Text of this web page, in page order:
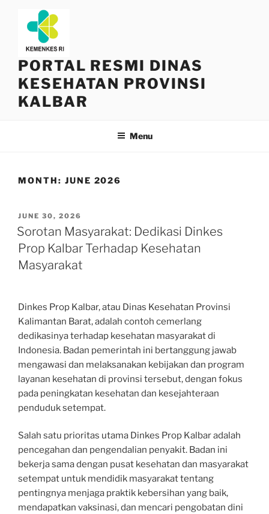
content
PORTAL RESMI DINAS
KESEHATAN PROVINSI
KALBAR
Menu
MONTH: JUNE 2026
POSTED
ON
JUNE 30, 2026
Sorotan Masyarakat: Dedikasi Dinkes
Prop Kalbar Terhadap Kesehatan
Masyarakat
Dinkes Prop Kalbar, atau Dinas Kesehatan Provinsi
Kalimantan Barat, adalah contoh cemerlang
dedikasinya terhadap kesehatan masyarakat di
Indonesia. Badan pemerintah ini bertanggung jawab
mengawasi dan melaksanakan kebijakan dan program
layanan kesehatan di provinsi tersebut, dengan fokus
pada peningkatan kesehatan dan kesejahteraan
penduduk setempat.
Salah satu prioritas utama Dinkes Prop Kalbar adalah
pencegahan dan pengendalian penyakit. Badan ini
bekerja sama dengan pusat kesehatan dan masyarakat
setempat untuk mendidik masyarakat tentang
pentingnya menjaga praktik kebersihan yang baik,
mendapatkan vaksinasi, dan mencari pengobatan dini